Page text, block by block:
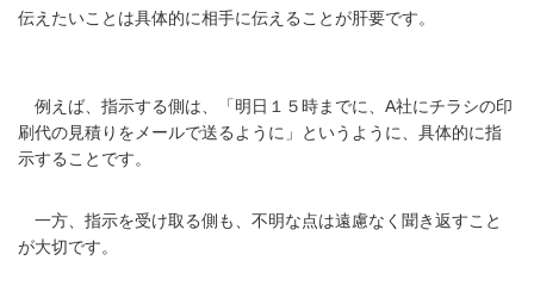
伝えたいことは具体的に相手に伝えることが肝要です。
例えば、指示する側は、「明日１５時までに、A社にチラシの印
刷代の見積りをメールで送るように」というように、具体的に指
示することです。
一方、指示を受け取る側も、不明な点は遠慮なく聞き返すこと
が大切です。